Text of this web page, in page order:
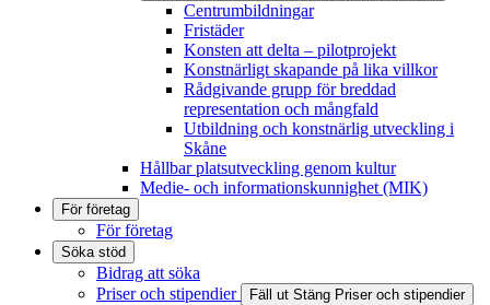
Centrumbildningar
Fristäder
Konsten att delta – pilotprojekt
Konstnärligt skapande på lika villkor
Rådgivande grupp för breddad
representation och mångfald
Utbildning och konstnärlig utveckling i
Skåne
Hållbar platsutveckling genom kultur
Medie- och informationskunnighet (MIK)
För företag
För företag
Söka stöd
Bidrag att söka
Priser och stipendier
Fäll ut Stäng Priser och stipendier